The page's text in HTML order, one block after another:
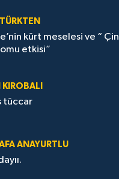
kürt meselesi ve “ Çin
etkisi”
tüccar
ANAYURTLU